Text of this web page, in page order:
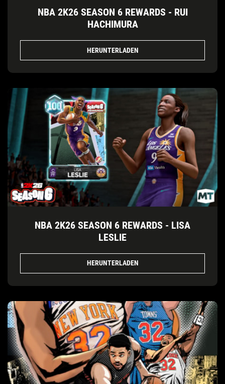
NBA 2K26 SEASON 6 REWARDS - RUI
HACHIMURA
HERUNTERLADEN
NBA 2K26 SEASON 6 REWARDS - LISA
LESLIE
HERUNTERLADEN